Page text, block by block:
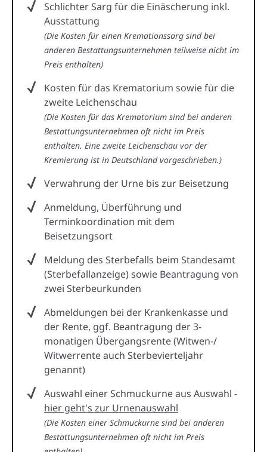
Schlichter Sarg für die Einäscherung inkl.
Ausstattung
(Die Kosten für einen Kremationssarg sind bei
anderen Bestattungsunternehmen teilweise nicht im
Preis enthalten)
Kosten für das Krematorium sowie für die
zweite Leichenschau
(Die Kosten für das Krematorium sind bei anderen
Bestattungsunternehmen oft nicht im Preis
enthalten. Eine zweite Leichenschau vor der
Kremierung ist in Deutschland vorgeschrieben.)
Verwahrung der Urne bis zur Beisetzung
Anmeldung, Überführung und
Terminkoordination mit dem
Beisetzungsort
Meldung des Sterbefalls beim Standesamt
(Sterbefallanzeige) sowie Beantragung von
zwei Sterbeurkunden
Abmeldungen bei der Krankenkasse und
der Rente, ggf. Beantragung der 3-
monatigen Übergangsrente (Witwen-/
Witwerrente auch Sterbevierteljahr
genannt)
Auswahl einer Schmuckurne aus Auswahl -
hier geht's zur Urnenauswahl
(Die Kosten einer Schmuckurne sind bei anderen
Bestattungsunternehmen oft nicht im Preis